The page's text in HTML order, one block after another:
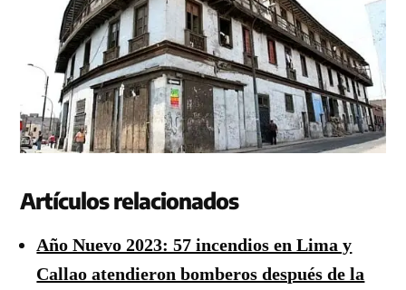
Artículos relacionados
Año Nuevo 2023: 57 incendios en Lima y
Callao atendieron bomberos después de la